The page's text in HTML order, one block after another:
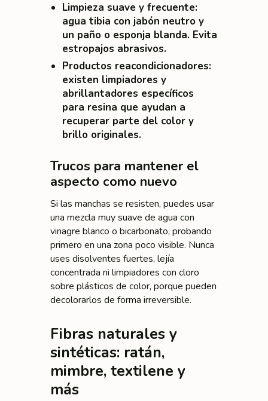
Limpieza suave y frecuente:
agua tibia con jabón neutro y
un paño o esponja blanda. Evita
estropajos abrasivos.
Productos reacondicionadores:
existen limpiadores y
abrillantadores específicos
para resina que ayudan a
recuperar parte del color y
brillo originales.
Trucos para mantener el
aspecto como nuevo
Si las manchas se resisten, puedes usar
una mezcla muy suave de agua con
vinagre blanco o bicarbonato, probando
primero en una zona poco visible. Nunca
uses disolventes fuertes, lejía
concentrada ni limpiadores con cloro
sobre plásticos de color, porque pueden
decolorarlos de forma irreversible.
Fibras naturales y
sintéticas: ratán,
mimbre, textilene y
más